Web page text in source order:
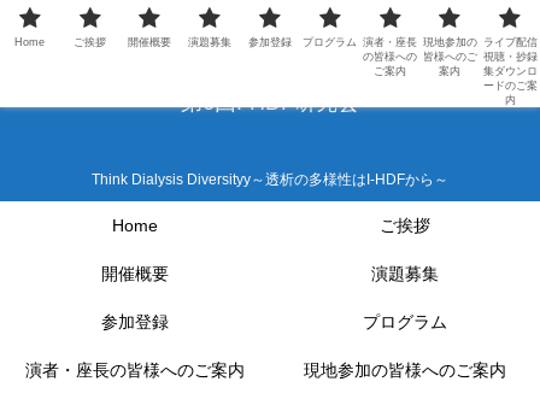
第6回I-HDF研究会
Think Dialysis Diversityy～透析の多様性はI-HDFから～
Home ご挨拶
開催概要 演題募集
参加登録 プログラム
演者・座長の皆様へのご案内 現地参加の皆様へのご案内
Home ご挨拶 開催概要 演題募集 参加登録 プログラム
演者・座長
の皆様への
ご案内
現地参加の
皆様へのご
案内
ライブ配信
視聴・抄録
集ダウンロ
ードのご案
内